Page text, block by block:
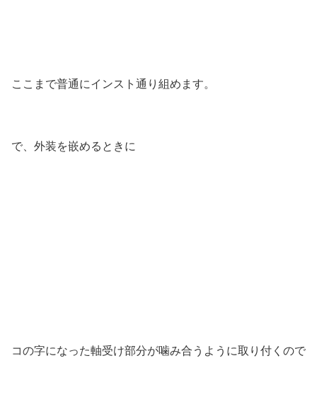
ここまで普通にインスト通り組めます。
で、外装を嵌めるときに
コの字になった軸受け部分が噛み合うように取り付くので